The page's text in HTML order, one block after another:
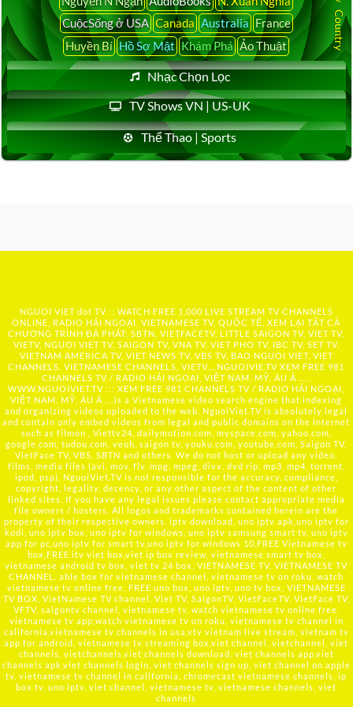
CuộcSống ở USA Canada Australia France
Huyền Bí Hồ Sơ Mật Khám Phá Ảo Thuật
Nhạc Chọn Lọc
TV Shows VN | US-UK
Thể Thao | Sports
NGUOI VIET dot TV :: WATCH FREE 1,000 LIVE STREAM TV CHANNELS
ONLINE, RADIO HẢI NGOẠI, VIETNAMESE TV, QUỐC TẾ, XEM LẠI TẤT CẢ
CHƯƠNG TRÌNH ĐÃ PHÁT: SBTN, VIETFACETV, LITTLE SAIGON TV, VIET TV,
VIETV, NGUOI VIET TV, SAIGON TV, VNA TV, VIET PHO TV, IBC TV, SET TV,
VIETNAM AMERICA TV, VIET NEWS TV, VBS TV, BAO NGUOI VIET, VIET
CHANNELS, VIETNAMESE CHANNELS, VIETV,... NGUOIVIE.TV XEM FREE 981
CHANNELS TV / RADIO HẢI NGOẠI, VIỆT NAM, MỸ, ÂU Á …..
WWW.NGUOIVIET.TV ::: XEM FREE 981 CHANNELS TV / RADIO HẢI NGOẠI,
VIỆT NAM, MỸ, ÂU Á ….is a Vietnamese video search engine that indexing
and organizing videos uploaded to the web. NguoiViet.TV is absolutely legal
and contain only embed videos from legal and public domains on the Internet
such as filmon , Viettv24, dailymotion.com, myspace.com, yahoo.com,
google.com, tudou.com, veoh, saigon tv, youku.com, youtube.com, Saigon TV,
VietFace TV, VBS, SBTN and others. We do not host or upload any video,
films, media files (avi, mov, flv, mpg, mpeg, divx, dvd rip, mp3, mp4, torrent,
ipod, psp), NguoiViet.TV is not responsible for the accuracy, compliance,
copyright, legality, decency, or any other aspect of the content of other
linked sites. If you have any legal issues please contact appropriate media
file owners / hosters. All logos and trademarks contained herein are the
property of their respective owners. iptv download, uno iptv apk,uno iptv for
kodi, uno iptv box, uno iptv for windows, uno iptv samsung smart tv, uno iptv
app for pc,uno iptv for smart tv,uno iptv for windows 10,FREE Vietnamese tv
box,FREE itv viet box,viet ip box review, vietnamese smart tv box,
vietnamese android tv box, viet tv 24 box, VIETNAMESE TV, VIETNAMESE TV
CHANNEL, able box for vietnamese channel, vietnamese tv on roku, watch
vietnamese tv online free, FREE uno box, uno iptv, uno tv box, VIETNAMESE
TV BOX, VietNamese TV channel, Viet TV, SaigonTV, VietFaceTV, VietFace TV,
VFTV, saigontv channel, vietnamese tv, watch vietnamese tv online free,
vietnamese tv app,watch vietnamese tv on roku, vietnamese tv channel in
california,vietnamese tv channels in usa,vtv vietnam live stream, vietnam tv
app for android, vietnamese tv streaming box,viet channel, vietchannel, viet
channels, vietchannels,viet channels download, viet channels app,viet
channels apk,viet channels login, viet channels sign up, viet channel on apple
tv, vietnamese tv channel in california, chromecast vietnamese channels, ip
box tv, uno iptv, viet channel, vietnamese tv, vietnamese channels, viet
channels